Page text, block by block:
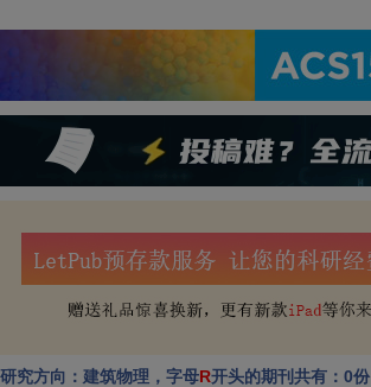
研究方向：建筑物理，字母R开头的期刊共有：0份